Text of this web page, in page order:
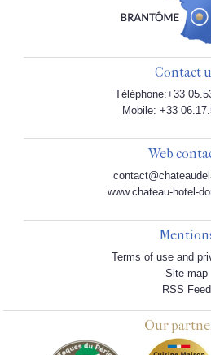
Contact
Téléphone:+33
Mobile: +33
Web
www.chateau-hotel-
Terms of use and
Site map
RSS Feed
Our